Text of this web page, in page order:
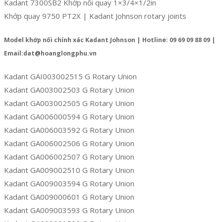
Kadant 7300SB2 Khớp nối quay 1×3/4×1/2in
Khớp quay 9750 PT2X | Kadant Johnson rotary joints
Model khớp nối chính xác Kadant Johnson | Hotline: 09 69 09 88 09 |
Email:dat@hoanglongphu.vn
Kadant GAI003002515 G Rotary Union
Kadant GA003002503 G Rotary Union
Kadant GA003002505 G Rotary Union
Kadant GA006000594 G Rotary Union
Kadant GA006003592 G Rotary Union
Kadant GA006002506 G Rotary Union
Kadant GA006002507 G Rotary Union
Kadant GA009002510 G Rotary Union
Kadant GA009003594 G Rotary Union
Kadant GA009000601 G Rotary Union
Kadant GA009003593 G Rotary Union